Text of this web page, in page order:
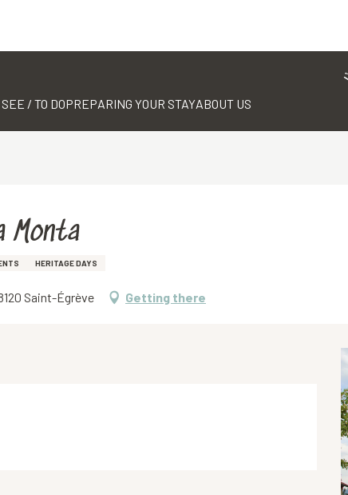
SEE / TO DOPREPARING YOUR STAYABOUT US
Monta
HERITAGE DAYS
Saint-Égrève Getting there